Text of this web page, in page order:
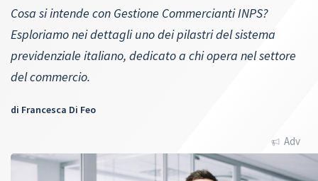
Cosa si intende con Gestione Commercianti INPS?
Esploriamo nei dettagli uno dei pilastri del sistema
previdenziale italiano, dedicato a chi opera nel settore
del commercio.
di Francesca Di Feo
Adv